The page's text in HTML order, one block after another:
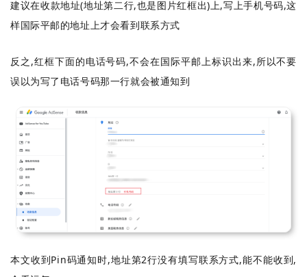
建议在收款地址(地址第二行,也是图片红框出)上,写上手机号码,这
样国际平邮的地址上才会看到联系方式
反之,红框下面的电话号码,不会在国际平邮上标识出来,所以不要
误以为写了电话号码那一行就会被通知到
本文收到Pin码通知时,地址第2行没有填写联系方式,能不能收到,